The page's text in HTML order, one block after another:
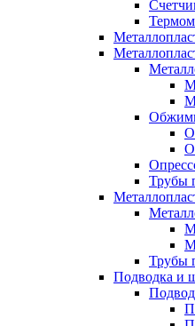
Трубы
Трубы
Подводка и